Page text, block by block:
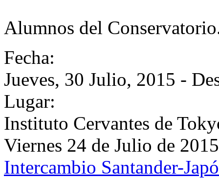
Alumnos del
Fecha:
Jueves, 30 Julio, 2015 -
Lugar:
Instituto Cervantes de
Viernes 24 de Julio de 2015
Intercambio Santander-